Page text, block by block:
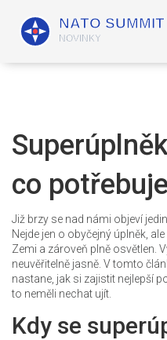
co
Již brzy se nad námi objeví
Nejde jen o obyčejný úplněk,
Zemi a zároveň plně osvětlen.
neuvěřitelně jasně. V tomto
nastane, jak si zajistit nejlepší
to neměli nechat ujít.
Kdy se